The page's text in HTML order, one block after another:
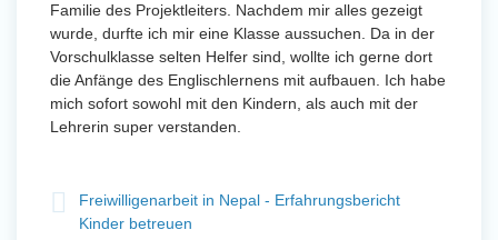
Familie des Projektleiters. Nachdem mir alles gezeigt
wurde, durfte ich mir eine Klasse aussuchen. Da in der
Vorschulklasse selten Helfer sind, wollte ich gerne dort
die Anfänge des Englischlernens mit aufbauen. Ich habe
mich sofort sowohl mit den Kindern, als auch mit der
Lehrerin super verstanden.
Freiwilligenarbeit in Nepal - Erfahrungsbericht
Kinder betreuen